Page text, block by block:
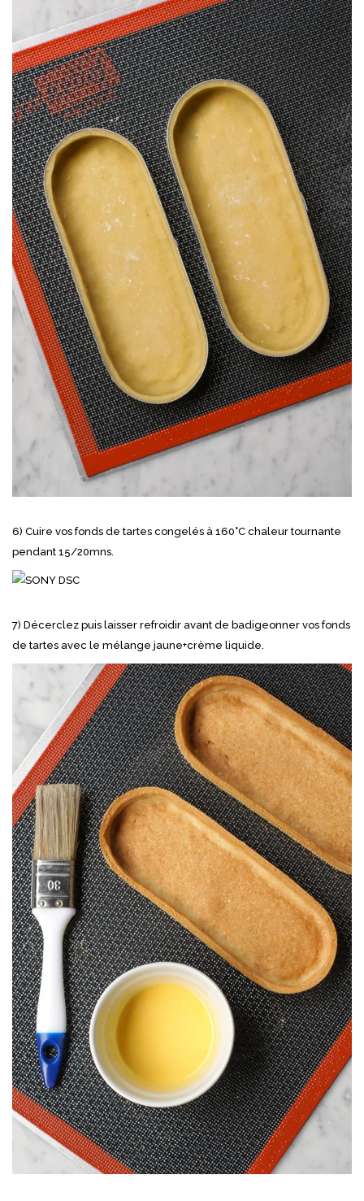
6) Cuire vos fonds de tartes congelés à 160°C chaleur tournante
pendant 15/20mns.
7) Décerclez puis laisser refroidir avant de badigeonner vos fonds
de tartes avec le mélange jaune+crème liquide.